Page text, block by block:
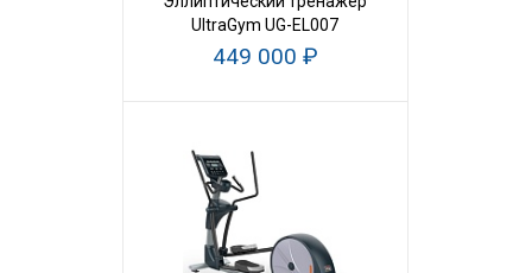
UltraGym UG-EL007
449 000 ₽